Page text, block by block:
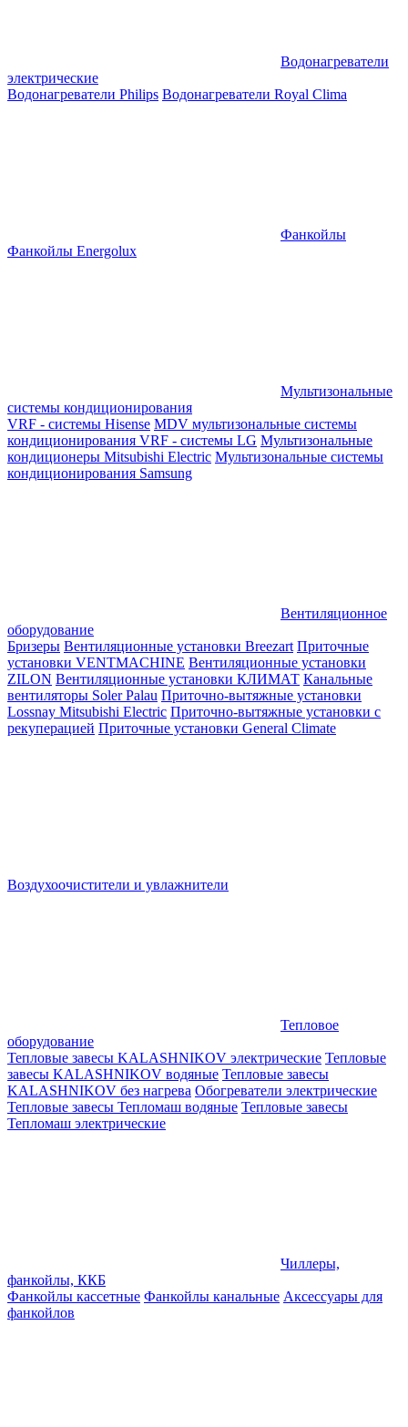
Водонагреватели
электрические
Водонагреватели Philips Водонагреватели Royal Clima
Фанкойлы
Фанкойлы Energolux
Мультизональные
системы кондиционирования
VRF - системы Hisense MDV мультизональные системы
кондиционирования VRF - системы LG Мультизональные
кондиционеры Mitsubishi Electric Мультизональные системы
кондиционирования Samsung
Вентиляционное
оборудование
Бризеры Вентиляционные установки Breezart Приточные
установки VENTMACHINE Вентиляционные установки
ZILON Вентиляционные установки КЛИМАТ Канальные
вентиляторы Soler Palau Приточно-вытяжные установки
Lossnay Mitsubishi Electric Приточно-вытяжные установки с
рекуперацией Приточные установки General Climate
Воздухоочистители и увлажнители
Тепловое
оборудование
Тепловые завесы KALASHNIKOV электрические Тепловые
завесы KALASHNIKOV водяные Тепловые завесы
KALASHNIKOV без нагрева Обогреватели электрические
Тепловые завесы Тепломаш водяные Тепловые завесы
Тепломаш электрические
Чиллеры,
фанкойлы, ККБ
Фанкойлы кассетные Фанкойлы канальные Аксессуары для
фанкойлов